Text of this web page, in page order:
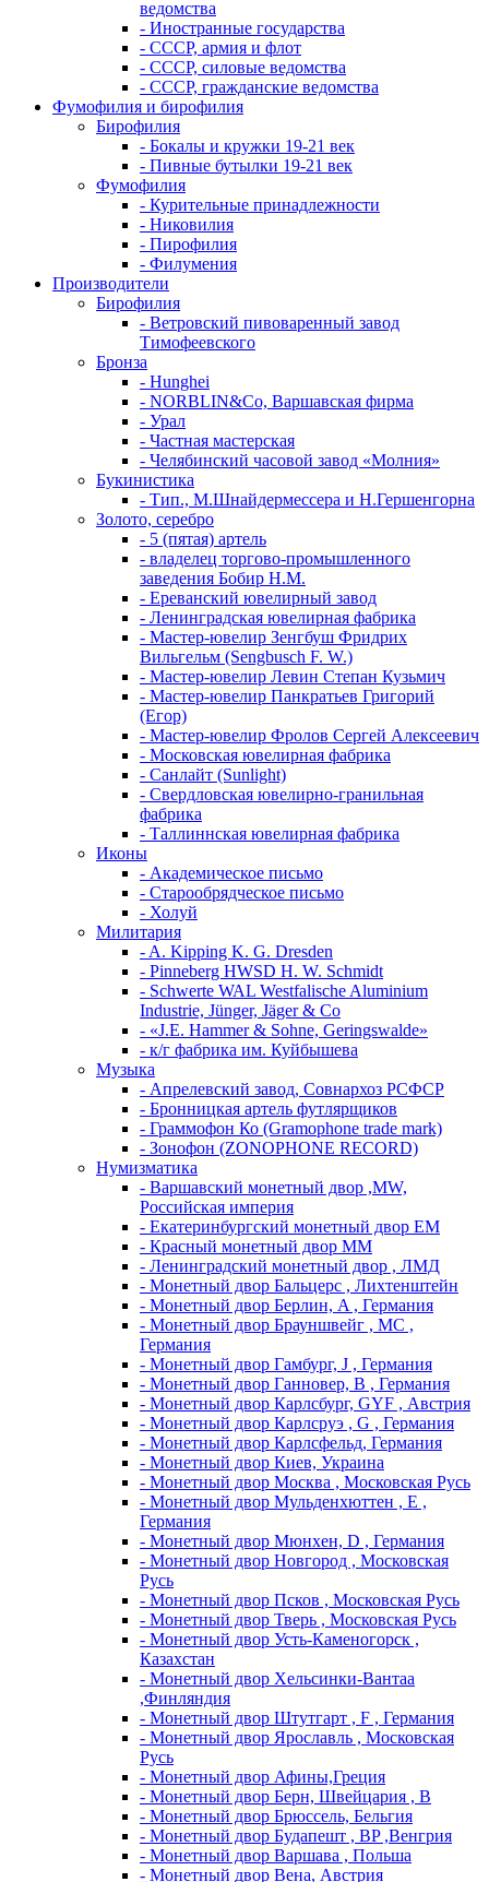
ведомства
- Иностранные государства
- СССР, армия и флот
- СССР, силовые ведомства
- СССР, гражданские ведомства
Фумофилия и бирофилия
Бирофилия
- Бокалы и кружки 19-21 век
- Пивные бутылки 19-21 век
Фумофилия
- Курительные принадлежности
- Никовилия
- Пирофилия
- Филумения
Производители
Бирофилия
- Ветровский пивоваренный завод
Тимофеевского
Бронза
- Hunghei
- NORBLIN&Co, Варшавская фирма
- Урал
- Частная мастерская
- Челябинский часовой завод «Молния»
Букинистика
- Тип., М.Шнайдермессера и Н.Гершенгорна
Золото, серебро
- 5 (пятая) артель
- владелец торгово-промышленного
заведения Бобир Н.М.
- Ереванский ювелирный завод
- Ленинградская ювелирная фабрика
- Мастер-ювелир Зенгбуш Фридрих
Вильгельм (Sengbusch F. W.)
- Мастер-ювелир Левин Степан Кузьмич
- Мастер-ювелир Панкратьев Григорий
(Егор)
- Мастер-ювелир Фролов Сергей Алексеевич
- Московская ювелирная фабрика
- Санлайт (Sunlight)
- Свердловская ювелирно-гранильная
фабрика
- Таллиннская ювелирная фабрика
Иконы
- Академическое письмо
- Старообрядческое письмо
- Холуй
Милитария
- A. Kipping K. G. Dresden
- Pinneberg HWSD H. W. Schmidt
- Schwerte WAL Westfalische Aluminium
Industrie, Jünger, Jäger & Co
- «J.E. Hammer & Sohne, Geringswalde»
- к/г фабрика им. Куйбышева
Музыка
- Апрелевский завод, Совнархоз РСФСР
- Бронницкая артель футлярщиков
- Граммофон Ко (Gramophone trade mark)
- Зонофон (ZONOPHONE RECORD)
Нумизматика
- Варшавский монетный двор ,MW,
Российская империя
- Екатеринбургский монетный двор ЕМ
- Красный монетный двор ММ
- Ленинградский монетный двор , ЛМД
- Монетный двор Бальцерс , Лихтенштейн
- Монетный двор Берлин, A , Германия
- Монетный двор Брауншвейг , MC ,
Германия
- Монетный двор Гамбург, J , Германия
- Монетный двор Ганновер, B , Германия
- Монетный двор Карлсбург, GYF , Австрия
- Монетный двор Карлсруэ , G , Германия
- Монетный двор Карлсфельд, Германия
- Монетный двор Киев, Украина
- Монетный двор Москва , Московская Русь
- Монетный двор Мульденхюттен , Е ,
Германия
- Монетный двор Мюнхен, D , Германия
- Монетный двор Новгород , Московская
Русь
- Монетный двор Псков , Московская Русь
- Монетный двор Тверь , Московская Русь
- Монетный двор Усть-Каменогорск ,
Казахстан
- Монетный двор Хельсинки-Вантаа
,Финляндия
- Монетный двор Штутгарт , F , Германия
- Монетный двор Ярославль , Московская
Русь
- Монетный двор Афины,Греция
- Монетный двор Берн, Швейцария , В
- Монетный двор Брюссель, Бельгия
- Монетный двор Будапешт , BP ,Венгрия
- Монетный двор Варшава , Польша
- Монетный двор Вена, Австрия